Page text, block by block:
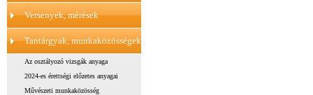
Versenyek, mérések
Tantárgyak, munkaközösségek
Az osztályozó vizsgák anyaga
2024-es érettségi előzetes anyagai
Művészeti munkaközösség